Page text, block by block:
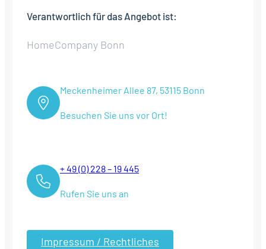
Verantwortlich für das Angebot ist:
HomeCompany Bonn
Meckenheimer Allee 87, 53115 Bonn
Besuchen Sie uns vor Ort!
+ 49 (0) 228 – 19 445
Rufen Sie uns an
Impressum / Rechtliches